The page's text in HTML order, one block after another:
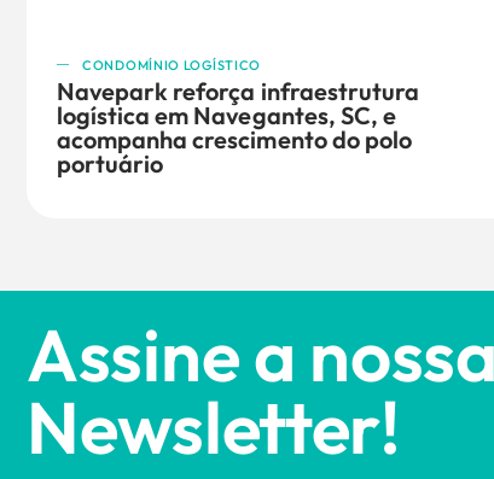
CONDOMÍNIO LOGÍSTICO
Navepark reforça infraestrutura
logística em Navegantes, SC, e
acompanha crescimento do polo
portuário
Assine a nossa
Newsletter!